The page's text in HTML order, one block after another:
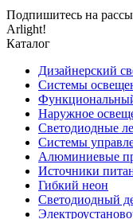
Подпишитесь на
Arlight!
Каталог
Дизайнерский
Системы
Наружное
Светодиодные
Системы
Алюминиевые
Источники
Гибкий неон
Светодиодный